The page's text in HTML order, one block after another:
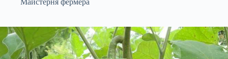
Майстерня фермера